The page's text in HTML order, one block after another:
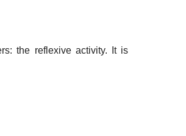
the reflexive activity. It is